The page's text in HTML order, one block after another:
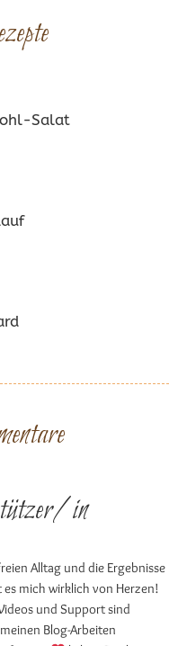
Salat
in
Alltag und die Ergebnisse
mich wirklich von Herzen!
und Support sind
Blog-Arbeiten